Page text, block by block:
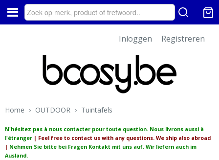
Inloggen Registreren
Home › OUTDOOR › Tuintafels
N'hésitez pas à nous contacter pour toute question. Nous livrons aussi à
l'étranger | Feel free to contact us with any questions. We ship also abroad
| Nehmen Sie bitte bei Fragen Kontakt mit uns auf. Wir liefern auch im
Ausland.